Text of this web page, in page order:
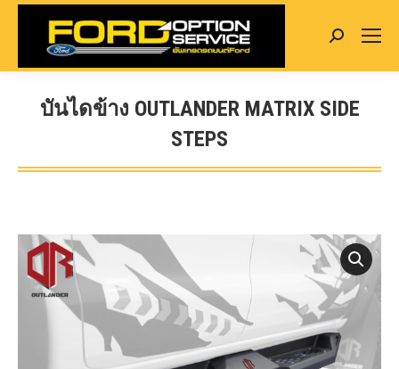
Search:
บันไดข้าง OUTLANDER MATRIX SIDE
STEPS
You are here: